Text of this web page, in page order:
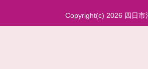
Copyright(c) 2026 四日